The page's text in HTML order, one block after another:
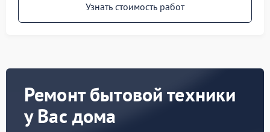
Узнать стоимость работ
Ремонт бытовой техники
у Вас дома